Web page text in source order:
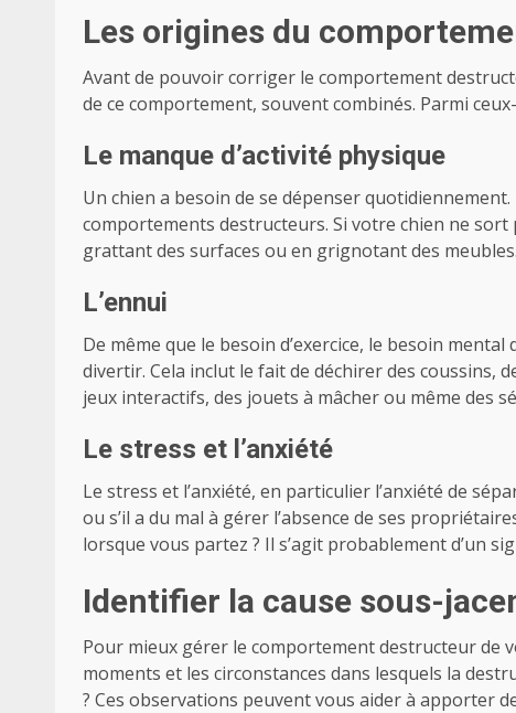
Les origines du
Avant de pouvoir corriger le comportement
de ce comportement, souvent combinés. Parmi
Le manque d’activité physique
Un chien a besoin de se dépenser
comportements destructeurs. Si votre chien ne sort
grattant des surfaces ou en grignotant des
L’ennui
De même que le besoin d’exercice, le besoin
divertir. Cela inclut le fait de déchirer des coussins,
jeux interactifs, des jouets à mâcher ou même des
Le stress et l’anxiété
Le stress et l’anxiété, en particulier l’anxiété de
ou s’il a du mal à gérer l’absence de ses
lorsque vous partez ? Il s’agit probablement d’un
Identifier la cause sous-
Pour mieux gérer le comportement destructeur de
moments et les circonstances dans lesquels la
? Ces observations peuvent vous aider à apporter